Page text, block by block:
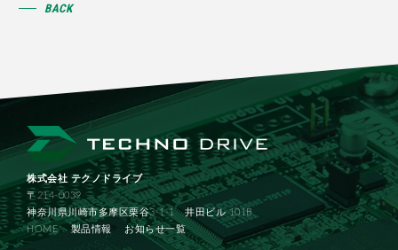
BACK
株式会社 テクノドライブ
〒214-0039
神奈川県川崎市多摩区栗谷3-1-1 井田ビル 101B
HOME
製品情報 お知らせ一覧